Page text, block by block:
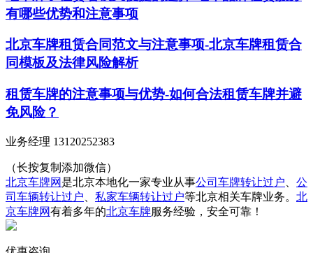
有哪些优势和注意事项
北京车牌租赁合同范文与注意事项-北京车牌租赁合
同模板及法律风险解析
租赁车牌的注意事项与优势-如何合法租赁车牌并避
免风险？
业务经理 13120252383
（长按复制添加微信）
北京车牌网 是北京本地化一家专业从事公司车牌转让过户
公
司车辆转让过户
私家车辆转让过户等北京相关车牌业务。 北
京车牌网有着多年的北京车牌服务经验，安全可靠！